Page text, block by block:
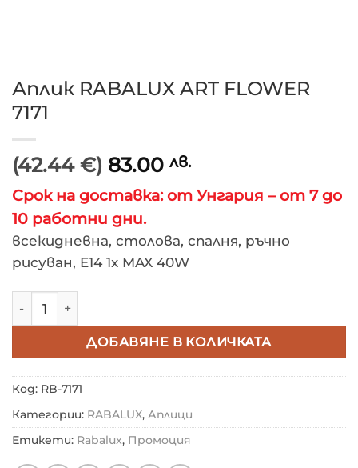
Аплик RABALUX ART FLOWER
7171
(42.44 €) 83.00 лв.
Срок на доставка: от Унгария – от 7 до
10 работни дни.
всекидневна, столова, спалня, ръчно
рисуван, E14 1x MAX 40W
ДОБАВЯНЕ В КОЛИЧКАТА
Код: RB-7171
Категории: RABALUX, Аплици
Етикети: Rabalux, Промоция